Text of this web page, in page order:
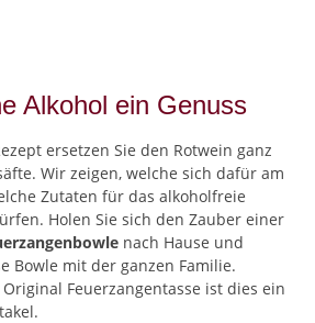
Alkohol ein Genuss
ersetzen Sie den Rotwein ganz
Wir zeigen, welche sich dafür am
Zutaten für das alkoholfreie
Holen Sie sich den Zauber einer
nach Hause und
Bowle mit der ganzen Familie.
Feuerzangentasse ist dies ein